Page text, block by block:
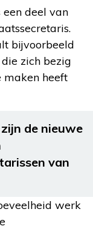
deel van
bijvoorbeeld
zich bezig
maken heeft
de nieuwe
van
werk